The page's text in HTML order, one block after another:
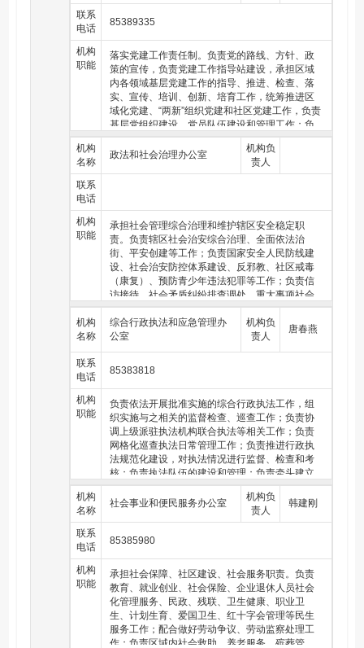
联系
电话
85389335
机构
职能
落实党建工作责任制。负责党的路线、方针、政
策的宣传，负责党建工作指导站建设，承担区域
内各领域基层党建工作的指导、推进、检查、落
实、宣传、培训、创新、培育工作，统筹推进区
域化党建、“两新”组织党建和社区党建工作，负责
基层党组织建设、党员队伍建设和管理工作；负
责精神文明建设指导工作，承担文明城市创建工
作；负责网络和舆情监控引导工作；负责文化、
体育、旅游工作；负责思想政治、意识形态、统
培养、聘用工作；负责人事、人才开发、机构编
制及离退休干部管理服务工作；指导协调群团工
作；做好关心下一代工作；按照职责分工，做好
相关行业、领域的安全生产监督管理工作；负责
社工队伍建设工作；指导社区居民委员会依法开
展自治管理。
机构
名称
政法和社会治理办公室
机构负
责人
联系
电话
机构
职能
承担社会管理综合治理和维护辖区安全稳定职
责。负责辖区社会治安综合治理、全面依法治
街、平安创建等工作；负责国家安全人民防线建
设、社会治安防控体系建设、反邪教、社区戒毒
（康复）、预防青少年违法犯罪等工作；负责信
访接待、社会矛盾纠纷排查调处、重大事项社会
稳定风险评估等工作；会同司法所做好人民调
解、安置帮教、社区矫正、普法宣传、法律服务
和法律援助等工作；负责网格化社会治理服务工
作；负责外来人口管理工作；按照职责分工，做
好相关行业、领域的安全生产监督管理工作。
机构
名称
综合行政执法和应急管理办
公室
机构负
责人
唐春燕
联系
电话
85383818
机构
职能
负责依法开展批准实施的综合行政执法工作，组
织实施与之相关的监督检查、巡查工作；负责协
调上级派驻执法机构联合执法等相关工作；负责
网格化巡查执法日常管理工作；负责推进行政执
法规范化建设，对执法情况进行监督、检查和考
核；负责执法队伍的建设和管理；负责牵头建立
综合执法协作机制；负责安全生产综合监督管
理、危化品安全监管工作，协助相关部门开展安
全生产、食品安全检查、燃气安全检查、消防安
查；负责防灾减灾以及重大事件、自然灾害应急
救援与管理工作。
机构
名称
社会事业和便民服务办公室
机构负
责人
韩建刚
联系
电话
85385980
机构
职能
承担社会保障、社区建设、社会服务职责。负责
教育、就业创业、社会保险、企业退休人员社会
化管理服务、民政、残联、卫生健康、职业卫
生、计划生育、爱国卫生、红十字会管理等民生
服务工作；配合做好劳动争议、劳动监察处理工
作；负责区域内社会救助、养老服务、殡葬管